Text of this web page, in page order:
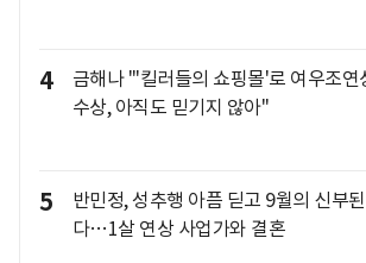
4
금해나 "'킬러들의 쇼핑몰'로 여우조연
수상, 아직도 믿기지 않아"
5
반민정, 성추행 아픔 딛고 9월의 신부된
다…1살 연상 사업가와 결혼